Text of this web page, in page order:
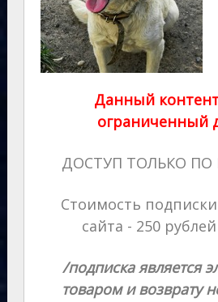
Данный
ограниченный
ДОСТУП ТОЛЬКО ПО
Стоимость
сайта - 250
/подписка является
товаром и возврату